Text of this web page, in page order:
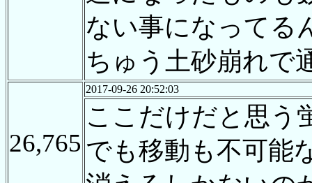
ない事になってる
ちゅう土砂崩れで
26,765
2017-09-26 20:52:03
ここだけだと思う
でも移動も不可能